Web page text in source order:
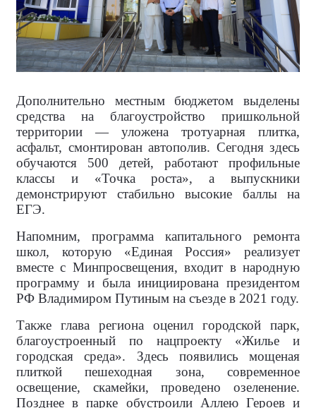
Дополнительно местным бюджетом выделены
средства на благоустройство пришкольной
территории — уложена тротуарная плитка,
асфальт, смонтирован автополив. Сегодня здесь
обучаются 500 детей, работают профильные
классы и «Точка роста», а выпускники
демонстрируют стабильно высокие баллы на
ЕГЭ.
Напомним, программа капитального ремонта
школ, которую «Единая Россия» реализует
вместе с Минпросвещения, входит в народную
программу и была инициирована президентом
РФ Владимиром Путиным на съезде в 2021 году.
Также глава региона оценил городской парк,
благоустроенный по нацпроекту «Жилье и
городская среда». Здесь появились мощеная
плиткой пешеходная зона, современное
освещение, скамейки, проведено озеленение.
Позднее в парке обустроили Аллею Героев и